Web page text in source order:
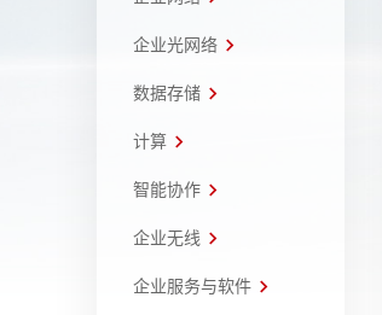
企业光网络
数据存储
计算
智能协作
企业无线
企业服务与软件